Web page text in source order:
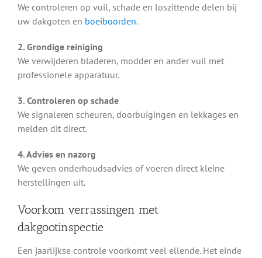
We controleren op vuil, schade en loszittende delen bij
uw dakgoten en boeiboorden.
2. Grondige reiniging
We verwijderen bladeren, modder en ander vuil met
professionele apparatuur.
3. Controleren op schade
We signaleren scheuren, doorbuigingen en lekkages en
melden dit direct.
4. Advies en nazorg
We geven onderhoudsadvies of voeren direct kleine
herstellingen uit.
Voorkom verrassingen met
dakgootinspectie
Een jaarlijkse controle voorkomt veel ellende. Het einde